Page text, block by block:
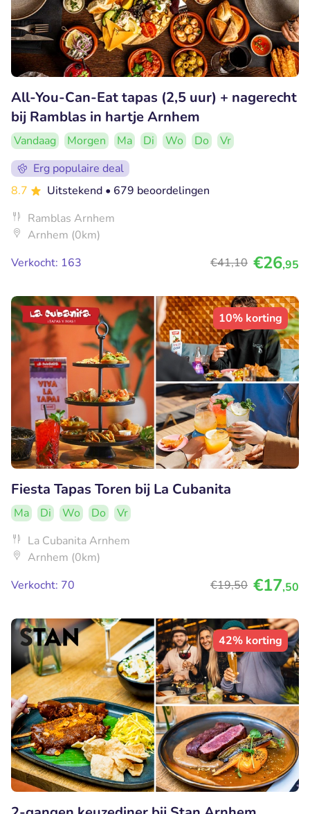
All-You-Can-Eat tapas (2,5 uur) + nagerecht
bij Ramblas in hartje Arnhem
Vandaag Morgen Ma Di Wo Do
Vr
Erg populaire deal
8.7
Uitstekend • 679 beoordelingen
Ramblas Arnhem
Arnhem (0km)
Verkocht: 163
€41,10 €26,95
10% korting
Fiesta Tapas Toren bij La Cubanita
Ma Di Wo Do
Vr
La Cubanita Arnhem
Arnhem (0km)
Verkocht: 70
€19,50 €17,50
42% korting